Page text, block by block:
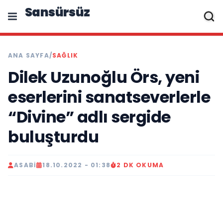
Sansürsüz
ANA SAYFA/SAĞLIK
Dilek Uzunoğlu Örs, yeni
eserlerini sanatseverlerle
“Divine” adlı sergide
buluşturdu
ASABI 18.10.2022 - 01:38 2 DK OKUMA